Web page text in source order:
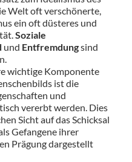
Welt oft verschönerte,
ein oft düsteres und
Soziale
und Entfremdungsind
wichtige Komponente
ist die
und
vererbt werden. Dies
Sicht auf das Schicksal
Gefangene ihrer
Prägung dargestellt